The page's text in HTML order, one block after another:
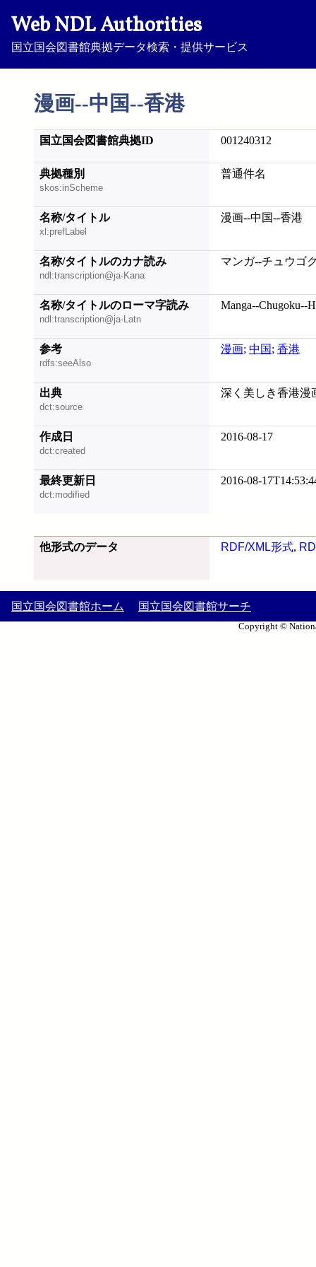
Web NDL Authorities
国立国会図書館典拠データ検索・提供サービス
漫画--中国--香港
国立国会図書館典拠ID 001240312
典拠種別
skos:inScheme
普通件名
名称/タイトル
xl:prefLabel
漫画--中国--香港
名称/タイトルのカナ読み
ndl:transcription@ja-Kana
マンガ--チュウゴ
名称/タイトルのローマ字読み
ndl:transcription@ja-Latn
Manga--Chugoku--
参考
rdfs:seeAlso
漫画; 中国; 香港
出典
dct:source
深く美しき香港漫
作成日
dct:created
2016-08-17
最終更新日
dct:modified
2016-08-
他形式のデータ RDF/XML形式,
国立国会図書館ホーム 国立国会図書館サーチ
Copyright ©